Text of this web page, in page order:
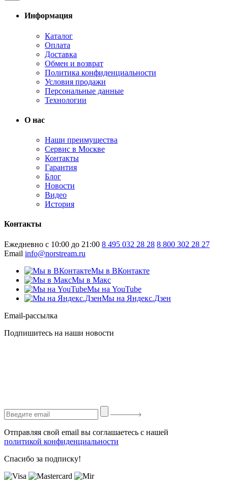
Информация
Каталог
Оплата
Доставка
Обмен и возврат
Политика конфиденциальности
Условия продажи
Персональные данные
Технологии
О нас
Наши преимущества
Сервис в Москве
Контакты
Гарантия
Блог
Новости
Видео
История
Контакты
Ежедневно с 10:00 до 21:00 8 495 032 28 28 8 800 302 28 27
Email info@norstream.ru
Мы в ВКонтакте
Мы в Макс
Мы на YouTube
Мы на Яндекс.Дзен
Email-рассылка
Подпишитесь на наши новости
Отправляя свой email вы соглашаетесь с нашей
политикой конфиденциальности
Спасибо за подписку!